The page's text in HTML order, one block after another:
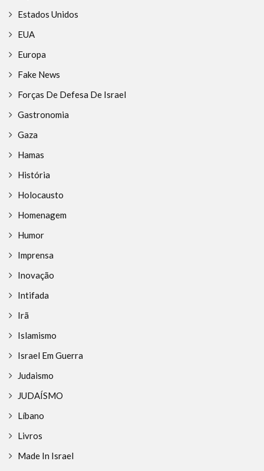
Estados Unidos
EUA
Europa
Fake News
Forças De Defesa De Israel
Gastronomia
Gaza
Hamas
História
Holocausto
Homenagem
Humor
Imprensa
Inovação
Intifada
Irã
Islamismo
Israel Em Guerra
Judaismo
JUDAÍSMO
Líbano
Livros
Made In Israel